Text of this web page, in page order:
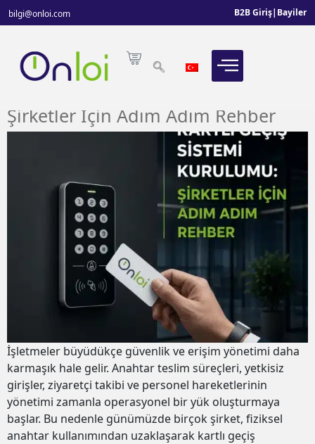
bilgi@onloi.com B2B Giriş| Bayiler
Şirketler İçin Adım Adım Rehber
İşletmeler büyüdükçe güvenlik ve erişim yönetimi daha
karmaşık hale gelir. Anahtar teslim süreçleri, yetkisiz
girişler, ziyaretçi takibi ve personel hareketlerinin
yönetimi zamanla operasyonel bir yük oluşturmaya
başlar. Bu nedenle günümüzde birçok şirket, fiziksel
anahtar kullanımından uzaklaşarak kartlı geçiş